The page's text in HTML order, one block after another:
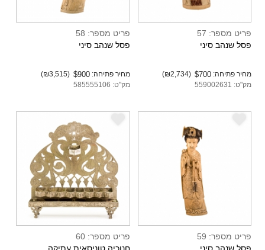
פריט מספר: 57
פסל שנהב סיני
מחיר פתיחה: $700
(₪2,734)
מק"ט: 559002631
פריט מספר: 58
פסל שנהב סיני
מחיר פתיחה:$900
(₪3,515)
מק"ט: 585555106
פריט מספר: 59
פסל שנהב סיני
פריט מספר: 60
חנוכיה טוניסאית עתיקה